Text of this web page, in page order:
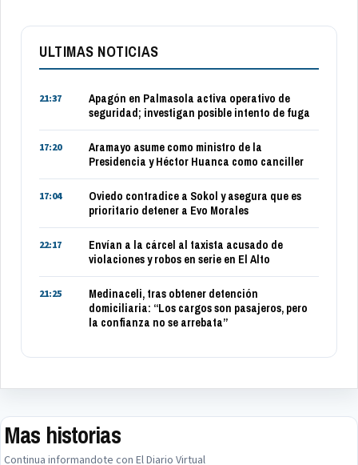
ULTIMAS NOTICIAS
21:37
Apagón en Palmasola activa operativo de
seguridad; investigan posible intento de fuga
17:20
Aramayo asume como ministro de la
Presidencia y Héctor Huanca como canciller
17:04
Oviedo contradice a Sokol y asegura que es
prioritario detener a Evo Morales
22:17
Envían a la cárcel al taxista acusado de
violaciones y robos en serie en El Alto
21:25
Medinaceli, tras obtener detención
domiciliaria: “Los cargos son pasajeros, pero
la confianza no se arrebata”
Mas historias
Continua informandote con El Diario Virtual